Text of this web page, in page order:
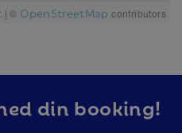
| © OpenStreetMap contributors
din booking!